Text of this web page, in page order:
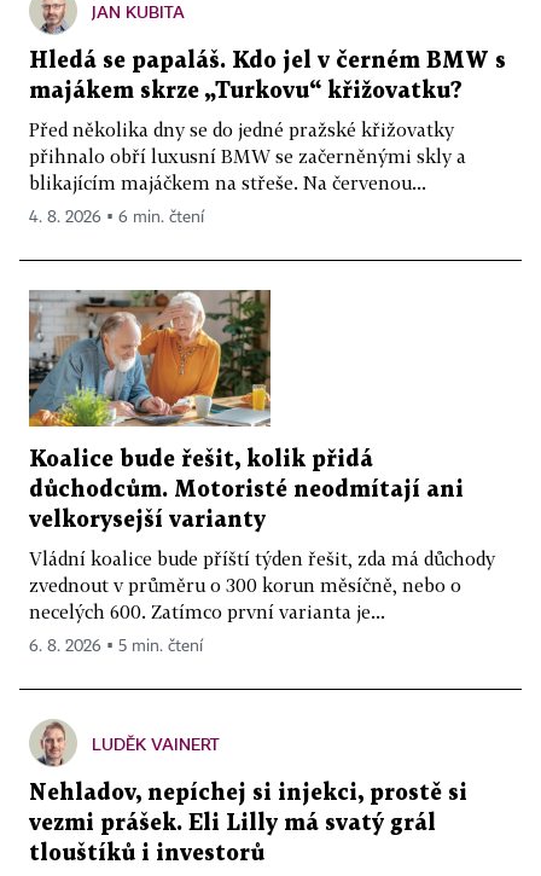
JAN KUBITA
Hledá se papaláš. Kdo jel v černém BMW s
majákem skrze „Turkovu“ křižovatku?
Před několika dny se do jedné pražské křižovatky
přihnalo obří luxusní BMW se začerněnými skly a
blikajícím majáčkem na střeše. Na červenou...
4. 8. 2026 ▪ 6 min. čtení
Koalice bude řešit, kolik přidá
důchodcům. Motoristé neodmítají ani
velkorysejší varianty
Vládní koalice bude příští týden řešit, zda má důchody
zvednout v průměru o 300 korun měsíčně, nebo o
necelých 600. Zatímco první varianta je...
6. 8. 2026 ▪ 5 min. čtení
LUDĚK VAINERT
Nehladov, nepíchej si injekci, prostě si
vezmi prášek. Eli Lilly má svatý grál
tlouštíků i investorů